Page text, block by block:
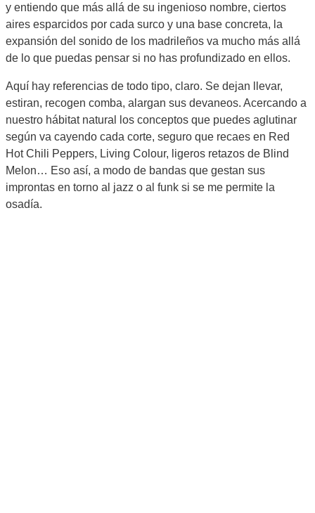
y entiendo que más allá de su ingenioso nombre, ciertos
aires esparcidos por cada surco y una base concreta, la
expansión del sonido de los madrileños va mucho más allá
de lo que puedas pensar si no has profundizado en ellos.
Aquí hay referencias de todo tipo, claro. Se dejan llevar,
estiran, recogen comba, alargan sus devaneos. Acercando a
nuestro hábitat natural los conceptos que puedes aglutinar
según va cayendo cada corte, seguro que recaes en Red
Hot Chili Peppers, Living Colour, ligeros retazos de Blind
Melon… Eso así, a modo de bandas que gestan sus
improntas en torno al jazz o al funk si se me permite la
osadía.